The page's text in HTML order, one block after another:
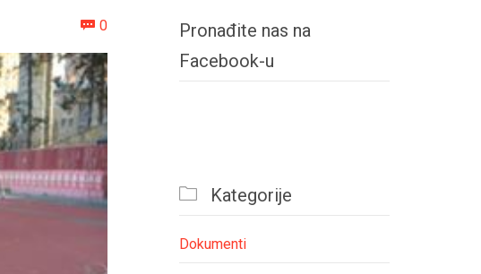
 0Comments
Pronađite nas na
Facebook-u
 Kategorije
Dokumenti